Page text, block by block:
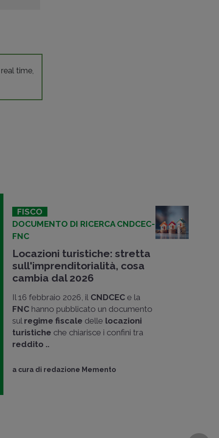
time,
FISCO
DOCUMENTO DI RICERCA CNDCEC-
FNC
Locazioni turistiche: stretta
sull'imprenditorialità, cosa
cambia dal 2026
Il 16 febbraio 2026, il CNDCEC e la
FNC hanno pubblicato un documento
sul regime fiscale delle locazioni
turistiche che chiarisce i confini tra
reddito ..
a cura di redazione Memento